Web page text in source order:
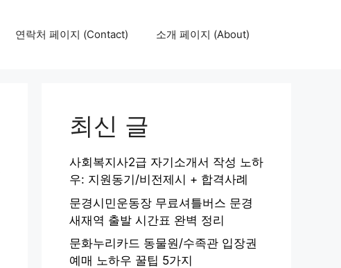
연락처 페이지 (Contact) 소개 페이지 (About)
최신 글
사회복지사2급 자기소개서 작성 노하
우: 지원동기/비전제시 + 합격사례
문경시민운동장 무료셔틀버스 문경
새재역 출발 시간표 완벽 정리
문화누리카드 동물원/수족관 입장권
예매 노하우 꿀팁 5가지